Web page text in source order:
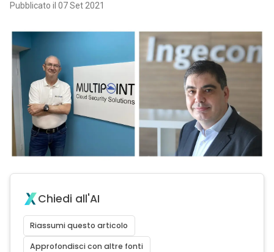
Pubblicato il 07 Set 2021
Chiedi all'AI
Riassumi questo articolo
Approfondisci con altre fonti